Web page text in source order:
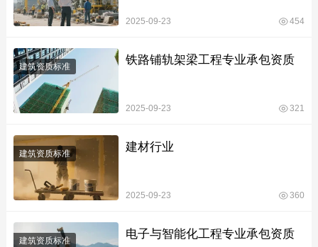
2025-09-23 454
建筑资质标准 铁路铺轨架梁工程专业承包资质
2025-09-23 321
建筑资质标准 建材行业
2025-09-23 360
建筑资质标准 电子与智能化工程专业承包资质